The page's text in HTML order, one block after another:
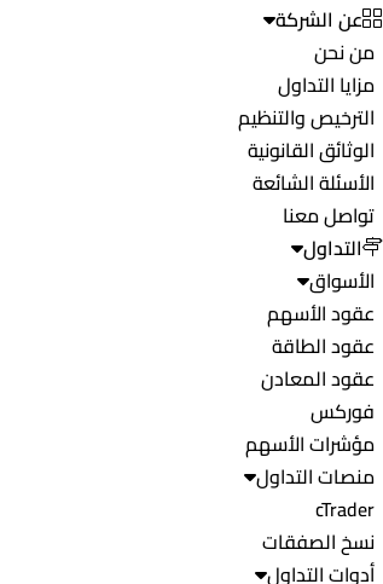
عن الشركة
من نحن
مزايا التداول
الترخيص والتنظيم
الوثائق القانونية
الأسئلة الشائعة
تواصل معنا
التداول
الأسواق
عقود الأسهم
عقود الطاقة
عقود المعادن
فوركس
مؤشرات الأسهم
منصات التداول
cTrader
نسخ الصفقات
أدوات التداول